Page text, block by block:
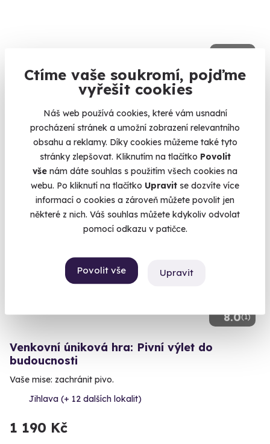
Ctíme vaše soukromí, pojďme
vyřešit cookies
Náš web používá cookies, které vám usnadní
procházení stránek a umožní zobrazení relevantního
obsahu a reklamy. Díky cookies můžeme také tyto
stránky zlepšovat. Kliknutím na tlačítko Povolit
vše nám dáte souhlas s použitím všech cookies na
webu. Po kliknutí na tlačítko Upravit se dozvíte více
informací o cookies a zároveň můžete povolit jen
některé z nich. Váš souhlas můžete kdykoliv odvolat
pomocí odkazu v patičce.
Povolit vše Upravit
9.6
Zážitková střelba: Malorážky - 9 zbraní
Velká Bíteš (okres Žďár nad Sázavou)
(+ 27 dalších lokalit)
1 799 Kč
8.0(1)
Venkovní úniková hra: Pivní výlet do
budoucnosti
Vaše mise: zachránit pivo.
Jihlava (+ 12 dalších lokalit)
1 190 Kč